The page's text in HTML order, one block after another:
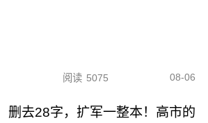
阅读 5075 08-06
删去28字，扩军一整本！高市的